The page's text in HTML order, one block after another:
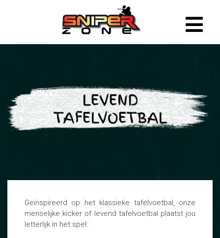
LEVEND
TAFELVOETBAL
Geïnspireerd op het klassieke tafelvoetbal, onze
menselijke kicker of levend tafelvoetbal plaatst jou
letterlijk ín het spel: